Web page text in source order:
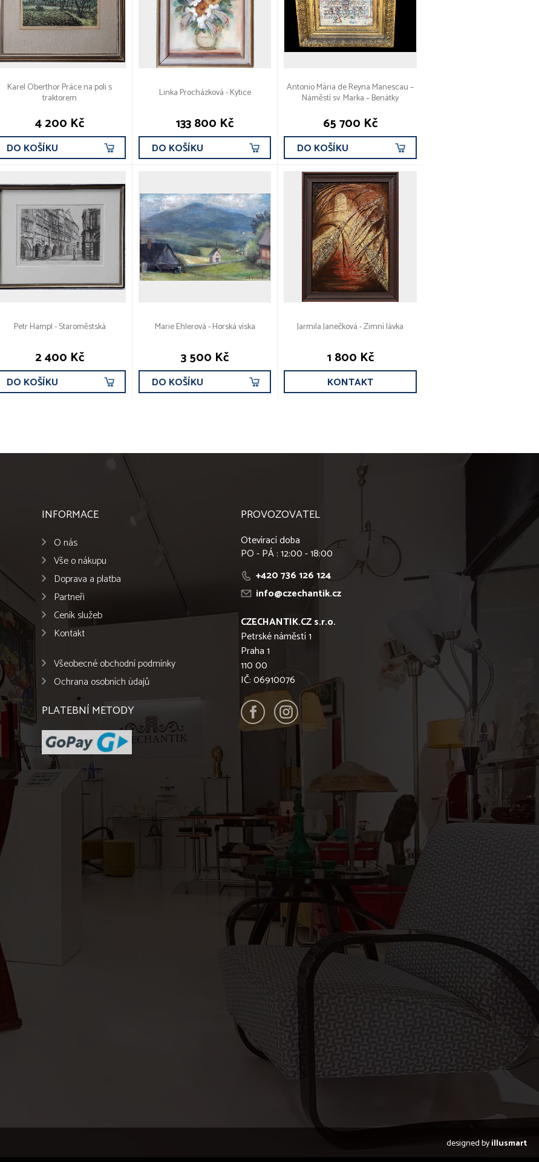
Karel Oberthor Práce na poli s
traktorem
4 200 Kč
DO KOŠÍKU
Linka Procházková - Kytice
133 800 Kč
DO KOŠÍKU
Antonio Mária de Reyna Manescau –
Náměstí sv. Marka – Benátky
65 700 Kč
DO KOŠÍKU
Petr Hampl - Staroměstská
2 400 Kč
DO KOŠÍKU
Marie Ehlerová - Horská víska
3 500 Kč
DO KOŠÍKU
Jarmila Janečková - Zimní lávka
1 800 Kč
KONTAKT
INFORMACE
O nás
Vše o nákupu
Doprava a platba
Partneři
Ceník služeb
Kontakt
Všeobecné obchodní podmínky
Ochrana osobních údajů
PLATEBNÍ METODY
PROVOZOVATEL
Otevírací doba
PO - PÁ : 12:00 - 18:00
+420 736 126 124
info@czechantik.cz
CZECHANTIK.CZ s.r.o.
Petrské náměstí 1
Praha 1
110 00
IČ: 06910076
designed byillusmart